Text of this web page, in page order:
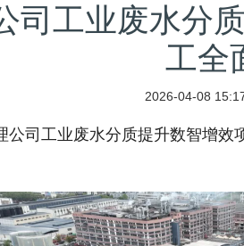
司工业废水分
工全
2026-04-08
工业废水分质提升数智增效